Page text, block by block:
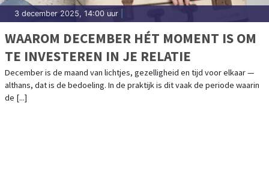
3 december 2025, 14:00 uur
WAAROM DECEMBER HÉT MOMENT IS OM
TE INVESTEREN IN JE RELATIE
December is de maand van lichtjes, gezelligheid en tijd voor elkaar —
althans, dat is de bedoeling. In de praktijk is dit vaak de periode waarin
de [...]